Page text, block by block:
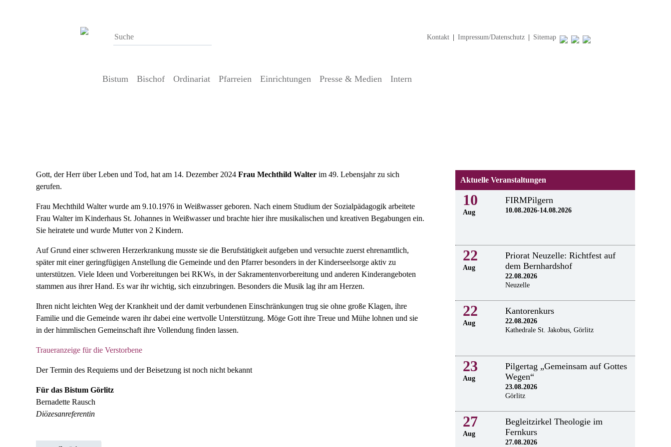
Kontakt Impressum/Datenschutz Sitemap
Bistum Bischof Ordinariat Pfarreien Einrichtungen Presse & Medien Intern
Gott, der Herr über Leben und Tod, hat am 14. Dezember 2024 Frau Mechthild Walter im 49. Lebensjahr zu sich
gerufen.
Frau Mechthild Walter wurde am 9.10.1976 in Weißwasser geboren. Nach einem Studium der Sozialpädagogik arbeitete
Frau Walter im Kinderhaus St. Johannes in Weißwasser und brachte hier ihre musikalischen und kreativen Begabungen ein.
Sie heiratete und wurde Mutter von 2 Kindern.
Auf Grund einer schweren Herzerkrankung musste sie die Berufstätigkeit aufgeben und versuchte zuerst ehrenamtlich,
später mit einer geringfügigen Anstellung die Gemeinde und den Pfarrer besonders in der Kinderseelsorge aktiv zu
unterstützen. Viele Ideen und Vorbereitungen bei RKWs, in der Sakramentenvorbereitung und anderen Kinderangeboten
stammen aus ihrer Hand. Es war ihr wichtig, sich einzubringen. Besonders die Musik lag ihr am Herzen.
Ihren nicht leichten Weg der Krankheit und der damit verbundenen Einschränkungen trug sie ohne große Klagen, ihre
Familie und die Gemeinde waren ihr dabei eine wertvolle Unterstützung. Möge Gott ihre Treue und Mühe lohnen und sie
in der himmlischen Gemeinschaft ihre Vollendung finden lassen.
Traueranzeige für die Verstorbene
Der Termin des Requiems und der Beisetzung ist noch nicht bekannt
Für das Bistum Görlitz
Bernadette Rausch
Diözesanreferentin
Aktuelle Veranstaltungen
10
Aug
FIRMPilgern
10.08.2026-14.08.2026
22
Aug
Priorat Neuzelle: Richtfest auf
dem Bernhardshof
22.08.2026
Neuzelle
22
Aug
Kantorenkurs
22.08.2026
Kathedrale St. Jakobus, Görlitz
23
Aug
Pilgertag „Gemeinsam auf Gottes
Wegen“
23.08.2026
Görlitz
27
Aug
Begleitzirkel Theologie im
Fernkurs
27.08.2026